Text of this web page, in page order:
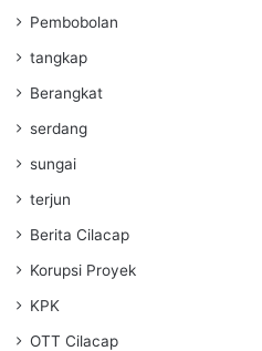
Pembobolan
tangkap
Berangkat
serdang
sungai
terjun
Berita Cilacap
Korupsi Proyek
KPK
OTT Cilacap